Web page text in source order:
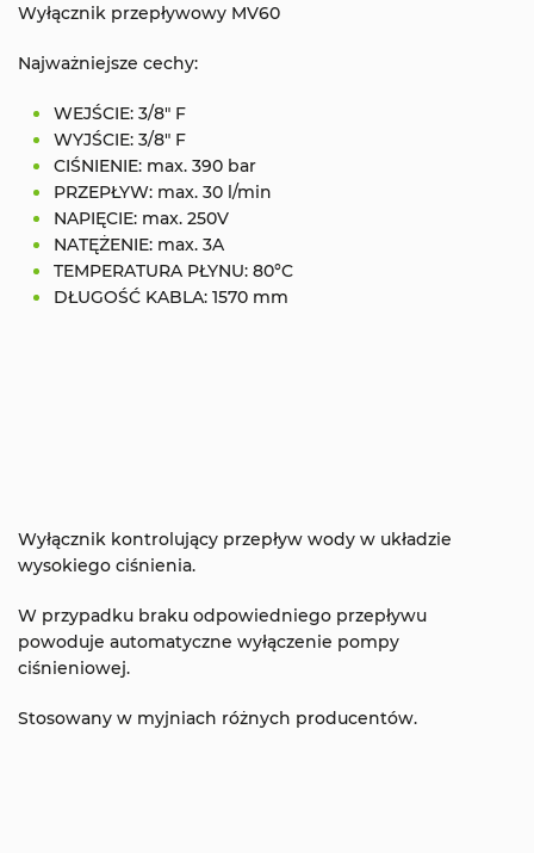
Wyłącznik przepływowy MV60
Najważniejsze cechy:
WEJŚCIE: 3/8" F
WYJŚCIE: 3/8" F
CIŚNIENIE: max. 390 bar
PRZEPŁYW: max. 30 l/min
NAPIĘCIE: max. 250V
NATĘŻENIE: max. 3A
TEMPERATURA PŁYNU: 80°C
DŁUGOŚĆ KABLA: 1570 mm
Wyłącznik kontrolujący przepływ wody w układzie
wysokiego ciśnienia.
W przypadku braku odpowiedniego przepływu
powoduje automatyczne wyłączenie pompy
ciśnieniowej.
Stosowany w myjniach różnych producentów.